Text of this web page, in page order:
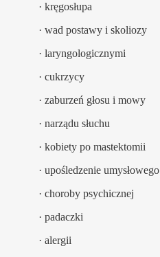
· kręgosłupa
· wad postawy i skoliozy
· laryngologicznymi
· cukrzycy
· zaburzeń głosu i mowy
· narządu słuchu
· kobiety po mastektomii
· upośledzenie umysłowego
· choroby psychicznej
· padaczki
· alergii